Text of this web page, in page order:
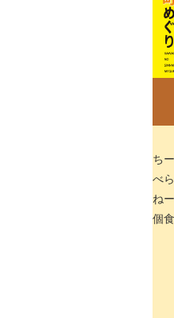
ち
べ
ね
個